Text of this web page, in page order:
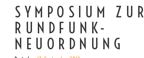
SYMPOSIUM ZUR
RUNDFUNK-
NEUORDNUNG